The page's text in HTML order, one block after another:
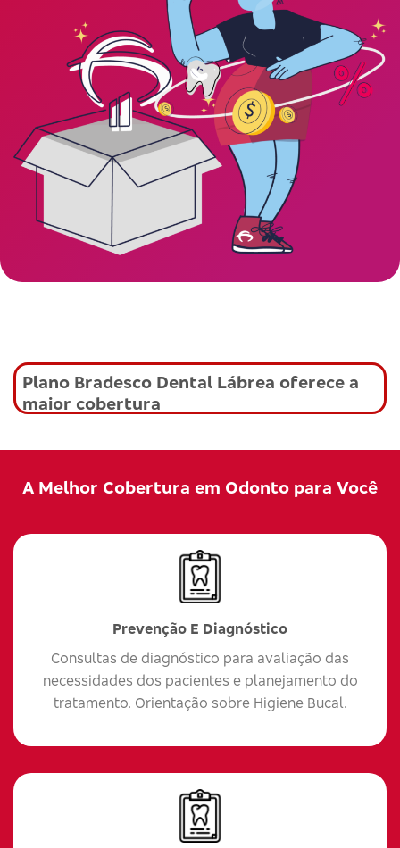
Plano Bradesco Dental Lábrea oferece a
maior cobertura
A Melhor Cobertura em Odonto para Você
Prevenção E Diagnóstico
Consultas de diagnóstico para avaliação das
necessidades dos pacientes e planejamento do
tratamento. Orientação sobre Higiene Bucal.